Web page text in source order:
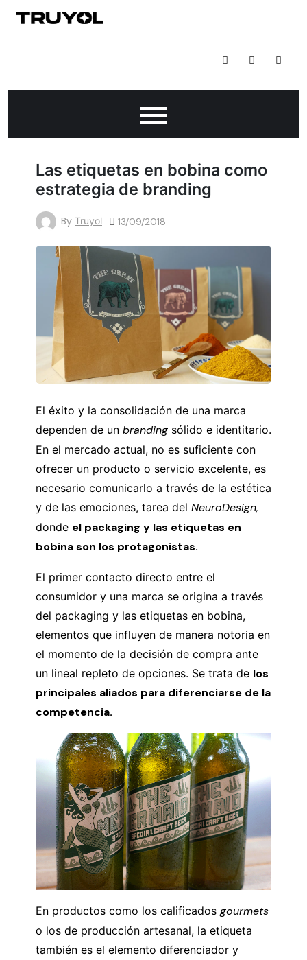
Las etiquetas en bobina como
estrategia de branding
By Truyol 13/09/2018
El éxito y la consolidación de una marca
dependen de un branding sólido e identitario.
En el mercado actual, no es suficiente con
ofrecer un producto o servicio excelente, es
necesario comunicarlo a través de la estética
y de las emociones, tarea del NeuroDesign,
donde el packaging y las etiquetas en
bobina son los protagonistas.
El primer contacto directo entre el
consumidor y una marca se origina a través
del packaging y las etiquetas en bobina,
elementos que influyen de manera notoria en
el momento de la decisión de compra ante
un lineal repleto de opciones. Se trata de los
principales aliados para diferenciarse de la
competencia.
En productos como los calificados gourmets
o los de producción artesanal, la etiqueta
también es el elemento diferenciador y